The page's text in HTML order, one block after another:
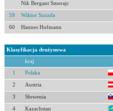
Nik Bergant Smerajc
59 Wiktor Szozda
60 Hannes Hofmann
Klasyfikacja drużynowa
kraj
1 Polska
2 Austria
3 Słowenia
4 Kazachstan